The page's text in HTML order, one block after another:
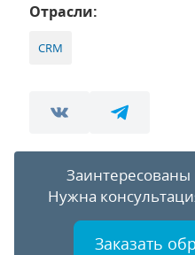
Отрасли:
CRM
Заинтересованы
Нужна
Заказать